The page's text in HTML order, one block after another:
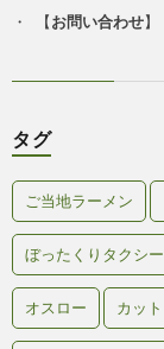
【お問い合わせ】
タグ
ご当地ラーメン
ぼったくりタクシー
オスロー カット